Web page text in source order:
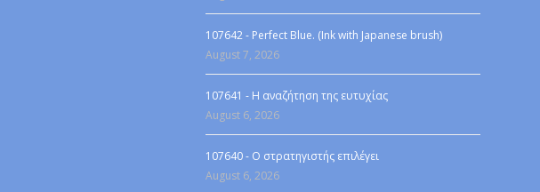
107642 - Perfect Blue. (Ink with Japanese brush)
August 7, 2026
107641 - Η αναζήτηση της ευτυχίας
August 6, 2026
107640 - Ο στρατηγιστής επιλέγει
August 6, 2026